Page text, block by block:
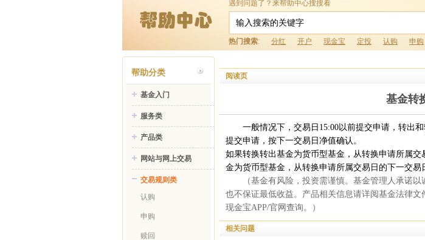
遇到问题了？来帮助中心搜搜看
热门搜索: 分红 开户 现金宝 定投 认购 申购
帮助分类
基金入门
服务类
产品类
网站与网上交易
交易规则类
认购
申购
赎回
阅读页
基金转
一般情况下，交易日15:00以前提交申请，转出
提交申请，按下一交易日净值确认。
如果转换转出基金为货币型基金，从转换申请所属
金为货币型基金，从转换申请所属交易日的下一交易
（基金有风险，投资需谨慎。基金管理人承诺
也不保证最低收益。产品相关信息请详阅基金法律
现金宝APP/官网查询。）
相关问题